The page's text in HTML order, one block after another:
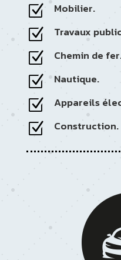
Z Mobilier.
Z Travaux
Z Chemin de
Z Nautique.
Z Appareils
Z Construction.